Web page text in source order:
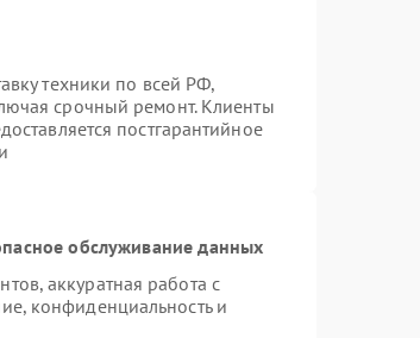
техники по всей РФ,
срочный ремонт. Клиенты
постгарантийное
обслуживание данных
аккуратная работа с
конфиденциальность и